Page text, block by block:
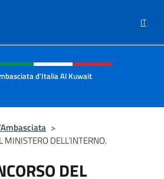
IT
social e menù
d'Italia Al Kuwait
>
DELL’INTERNO.
DEL